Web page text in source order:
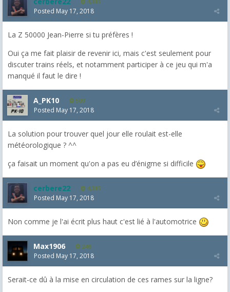
Posted May 17, 2018
La Z 50000 Jean-Pierre si tu préfères !
Oui ça me fait plaisir de revenir ici, mais c'est seulement pour
discuter trains réels, et notamment participer à ce jeu qui m'a
manqué il faut le dire !
A_PK10 509
Posted May 17, 2018
La solution pour trouver quel jour elle roulait est-elle
météorologique ? ^^
ça faisait un moment qu'on a pas eu d’énigme si difficile
cerbere22 4,385
Posted May 17, 2018
Non comme je l'ai écrit plus haut c'est lié à l'automotrice
Max1906 246
Posted May 17, 2018
Serait-ce dû à la mise en circulation de ces rames sur la ligne?